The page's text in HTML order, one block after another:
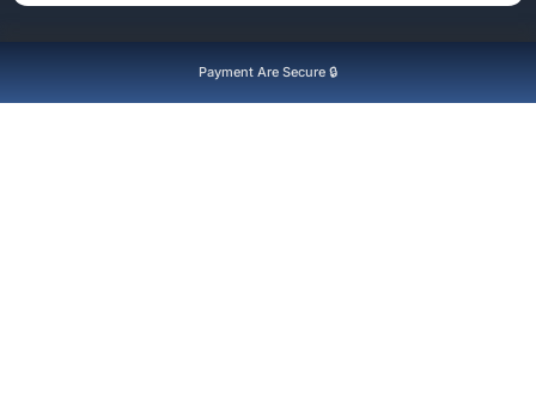
Payment Are Secure 🔒